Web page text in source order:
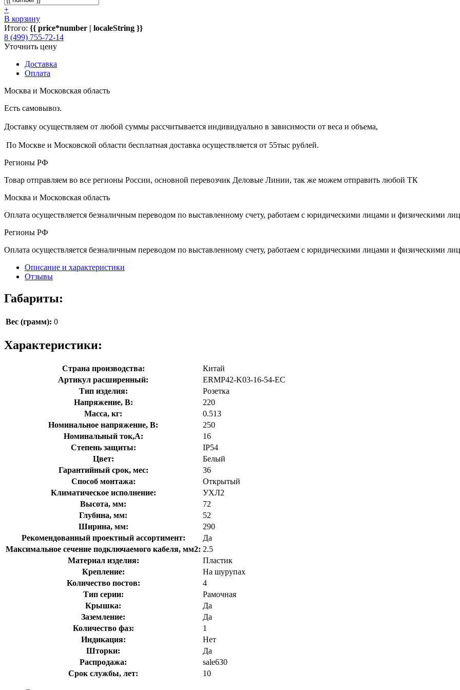
+
В корзину
Итого: {{ price*number | localeString }}
8 (499) 755-72-14
Уточнить цену
Доставка
Оплата
Москва и Московская область
Есть самовывоз.
Доставку осуществляем от любой суммы рассчитывается индивидуально в зависимости от веса и объема,
По Москве и Московской области бесплатная доставка осуществляется от 55тыс рублей.
Регионы РФ
Товар отправляем во все регионы России, основной перевозчик Деловые Линии, так же можем отправить любой ТК
Москва и Московская область
Оплата осуществляется безналичным переводом по выставленному счету, работаем с юридическими лицами и физическими
Регионы РФ
Оплата осуществляется безналичным переводом по выставленному счету, работаем с юридическими лицами и физическими
Описание и характеристики
Отзывы
Габариты:
Вес (грамм): 0
Характеристики:
Страна производства:
Китай
Артикул расширенный:
ERMP42-K03-16-54-EC
Тип изделия:
Розетка
Напряжение, В:
220
Масса, кг:
0.513
Номинальное напряжение, В:
250
Номинальный ток,А:
16
Степень защиты:
IP54
Цвет:
Белый
Гарантийный срок, мес:
36
Способ монтажа:
Открытый
Климатическое исполнение:
УХЛ2
Высота, мм:
72
Глубина, мм:
52
Ширина, мм:
290
Рекомендованный проектный ассортимент:
Да
Максимальное сечение подключаемого кабеля, мм2: 2.5
Материал изделия:
Пластик
Крепление:
На шурупах
Количество постов:
4
Тип серии:
Рамочная
Крышка:
Да
Заземление:
Да
Количество фаз:
1
Индикация:
Нет
Шторки:
Да
Распродажа:
sale630
Срок службы, лет:
10